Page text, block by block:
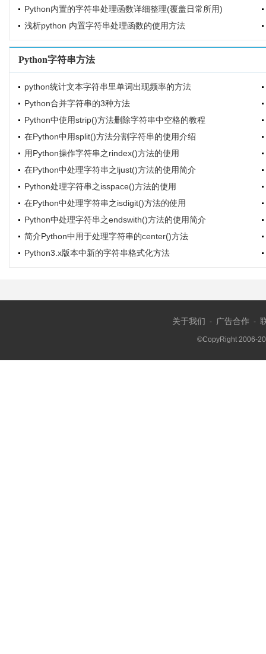
Python内置的字符串处理函数详细整理(覆盖日常所用)
浅析python 内置字符串处理函数的使用方法
Python字符串方法
python统计文本字符串里单词出现频率的方法
Python合并字符串的3种方法
Python中使用strip()方法删除字符串中空格的教程
在Python中用split()方法分割字符串的使用介绍
用Python操作字符串之rindex()方法的使用
在Python中处理字符串之ljust()方法的使用简介
Python处理字符串之isspace()方法的使用
在Python中处理字符串之isdigit()方法的使用
Python中处理字符串之endswith()方法的使用简介
简介Python中用于处理字符串的center()方法
Python3.x版本中新的字符串格式化方法
关于我们 - 广告合作 -
©CopyRight 2006-